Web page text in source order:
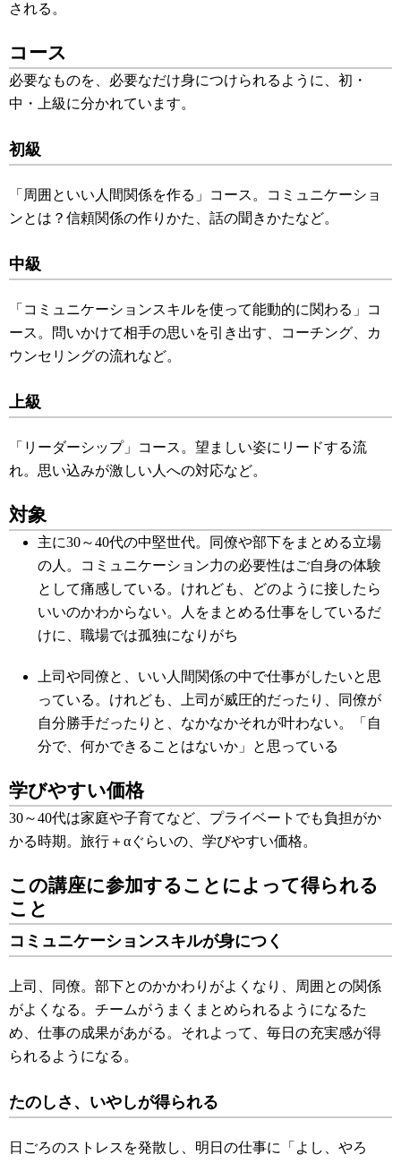
される。
コース
必要なものを、必要なだけ身につけられるように、初・
中・上級に分かれています。
初級
「周囲といい人間関係を作る」コース。コミュニケーショ
ンとは？信頼関係の作りかた、話の聞きかたなど。
中級
「コミュニケーションスキルを使って能動的に関わる」コ
ース。問いかけて相手の思いを引き出す、コーチング、カ
ウンセリングの流れなど。
上級
「リーダーシップ」コース。望ましい姿にリードする流
れ。思い込みが激しい人への対応など。
対象
主に30～40代の中堅世代。同僚や部下をまとめる立場
の人。コミュニケーション力の必要性はご自身の体験
として痛感している。けれども、どのように接したら
いいのかわからない。人をまとめる仕事をしているだ
けに、職場では孤独になりがち
上司や同僚と、いい人間関係の中で仕事がしたいと思
っている。けれども、上司が威圧的だったり、同僚が
自分勝手だったりと、なかなかそれが叶わない。「自
分で、何かできることはないか」と思っている
学びやすい価格
30～40代は家庭や子育てなど、プライベートでも負担がか
かる時期。旅行＋αぐらいの、学びやすい価格。
この講座に参加することによって得られる
こと
コミュニケーションスキルが身につく
上司、同僚。部下とのかかわりがよくなり、周囲との関係
がよくなる。チームがうまくまとめられるようになるた
め、仕事の成果があがる。それよって、毎日の充実感が得
られるようになる。
たのしさ、いやしが得られる
日ごろのストレスを発散し、明日の仕事に「よし、やろ